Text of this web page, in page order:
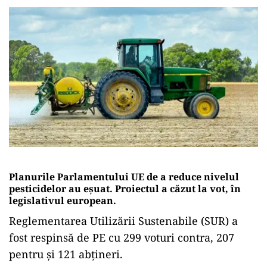
Planurile Parlamentului UE de a reduce nivelul
pesticidelor au eșuat. Proiectul a căzut la vot, în
legislativul european.
Reglementarea Utilizării Sustenabile (SUR) a
fost respinsă de PE cu 299 voturi contra, 207
pentru și 121 abțineri.